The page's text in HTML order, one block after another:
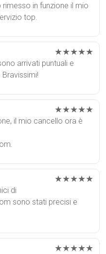
rimesso in funzione il mio
top.
★★★★★
arrivati puntuali e
★★★★★
il mio cancello ora è
★★★★★
di
sono stati precisi e
★★★★★